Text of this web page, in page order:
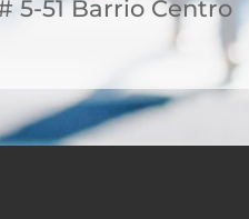
5-51 Barrio Centro